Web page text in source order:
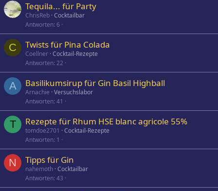
Tequila... für Party
ChrisReb Cocktailbar
Antworten 6
C Twists für Pina Colada
Coellner Cocktail-Rezepte
Antworten 22
A Basilikumsirup für Gin Basil Highball
Arnachie Versuchslabor
Antworten 41
T Rezepte für Rhum HSE blanc agricole 55%
tomdoe2701
Cocktail-Rezepte
Antworten 1
N Tipps für Gin
nahemoth Cocktailbar
Antworten 43